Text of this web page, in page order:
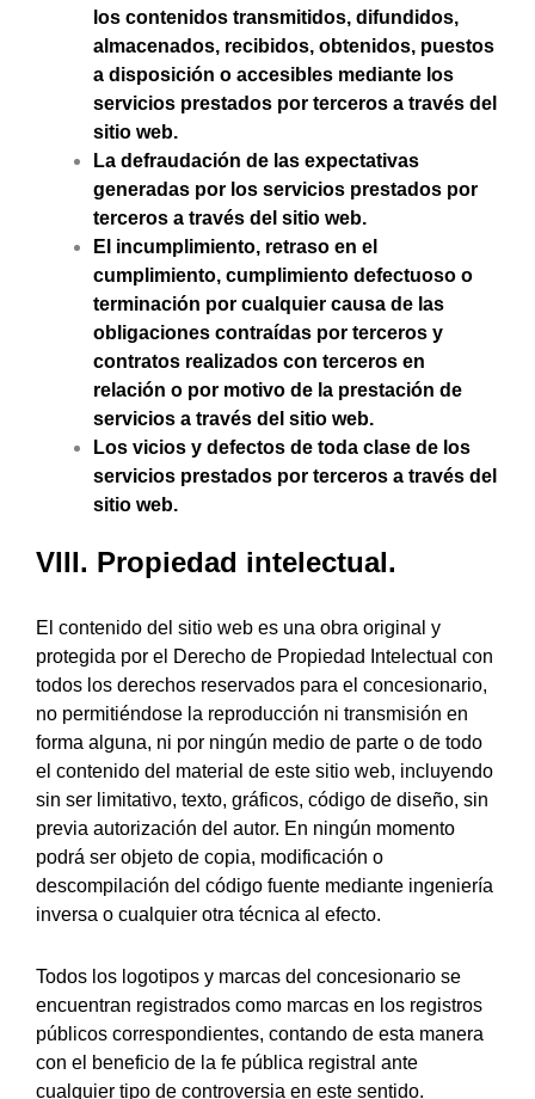
los contenidos transmitidos, difundidos,
almacenados, recibidos, obtenidos, puestos
a disposición o accesibles mediante los
servicios prestados por terceros a través del
sitio web.
La defraudación de las expectativas
generadas por los servicios prestados por
terceros a través del sitio web.
El incumplimiento, retraso en el
cumplimiento, cumplimiento defectuoso o
terminación por cualquier causa de las
obligaciones contraídas por terceros y
contratos realizados con terceros en
relación o por motivo de la prestación de
servicios a través del sitio web.
Los vicios y defectos de toda clase de los
servicios prestados por terceros a través del
sitio web.
VIII. Propiedad intelectual.
El contenido del sitio web es una obra original y
protegida por el Derecho de Propiedad Intelectual con
todos los derechos reservados para el concesionario,
no permitiéndose la reproducción ni transmisión en
forma alguna, ni por ningún medio de parte o de todo
el contenido del material de este sitio web, incluyendo
sin ser limitativo, texto, gráficos, código de diseño, sin
previa autorización del autor. En ningún momento
podrá ser objeto de copia, modificación o
descompilación del código fuente mediante ingeniería
inversa o cualquier otra técnica al efecto.
Todos los logotipos y marcas del concesionario se
encuentran registrados como marcas en los registros
públicos correspondientes, contando de esta manera
con el beneficio de la fe pública registral ante
cualquier tipo de controversia en este sentido.